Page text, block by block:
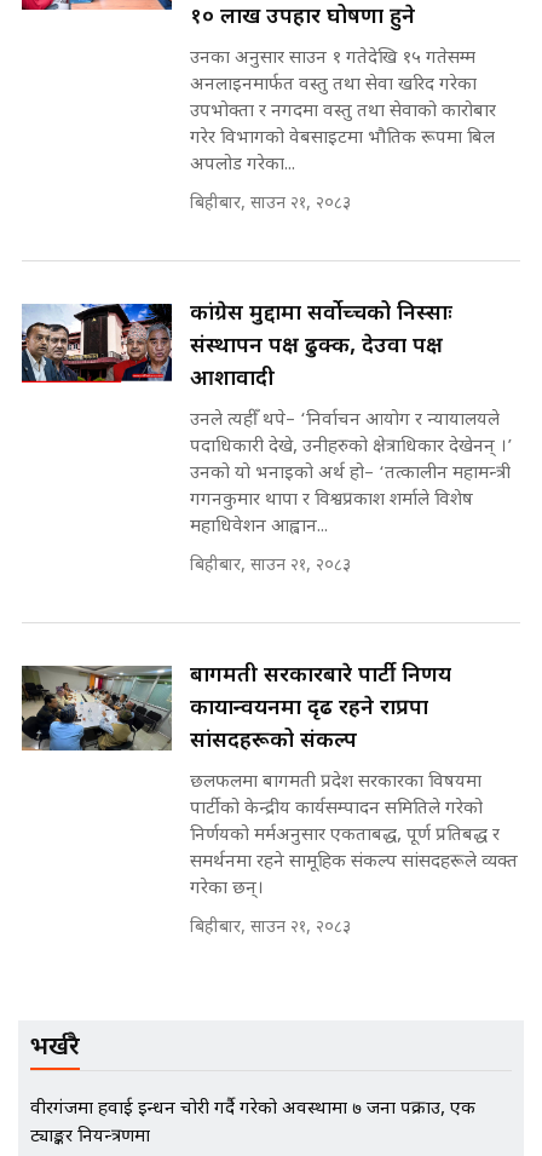
कहिले बन्ला चक्रपथ ? विस्तार कार्यमा
किन भइरहेछ ढिलाइ ?The Ring Road
Expansion Dilemma |
SIDHAKURA |
पटकपटक भावुक बने गृहमन्त्री सुदन
SIDHAKURA ||
७८ लाख घुस खाने मन्त्री ! जोगाउने
प्रधानमन्त्री ? || SIDHAKURA ||
SIDHAKURA INVESTIGATION
||
मन्त्री राजकुमारलाई घुस दिने विचौलीया
||
मन्त्रीले घुस डिल गरेको अडियो ! दुई झोला
नोट मन्त्रीलाई घुस | SIDHAKURA |
मृतकका परिवारप्रति मेडिकल काउन्सीलको
बदनियत ! न्याय खोज्दै भौतारिदै सुवास
|| THE REPORTER ||
EXCLUSIVE - भिजिट भिसामा सेटिङको
गोप्य अडियो र म्यासेज, गृह मन्त्रालय
कनेक्सन ! || VISIT VISA SCAM
१० लाख उपहार घोषणा हुने
उनका अनुसार साउन १ गतेदेखि १५ गतेसम्म
अनलाइनमार्फत वस्तु तथा सेवा खरिद गरेका
उपभोक्ता र नगदमा वस्तु तथा सेवाको कारोबार
गरेर विभागको वेबसाइटमा भौतिक रूपमा बिल
अपलोड गरेका...
बिहीबार, साउन २१, २०८३
कांग्रेस मुद्दामा सर्वोच्चको निस्साः
संस्थापन पक्ष ढुक्क, देउवा पक्ष
आशावादी
उनले त्यहीँ थपे– ‘निर्वाचन आयोग र न्यायालयले
पदाधिकारी देखे, उनीहरुको क्षेत्राधिकार देखेनन् ।’
उनको यो भनाइको अर्थ हो– ‘तत्कालीन महामन्त्री
गगनकुमार थापा र विश्वप्रकाश शर्माले विशेष
महाधिवेशन आह्वान...
बिहीबार, साउन २१, २०८३
बागमती सरकारबारे पार्टी निर्णय
कार्यान्वयनमा दृढ रहने राप्रपा
सांसदहरूको संकल्प
छलफलमा बागमती प्रदेश सरकारका विषयमा
पार्टीको केन्द्रीय कार्यसम्पादन समितिले गरेको
निर्णयको मर्मअनुसार एकताबद्ध, पूर्ण प्रतिबद्ध र
समर्थनमा रहने सामूहिक संकल्प सांसदहरूले व्यक्त
गरेका छन्।
बिहीबार, साउन २१, २०८३
भर्खरै
वीरगंजमा हवाई इन्धन चोरी गर्दै गरेको अवस्थामा ७ जना पक्राउ, एक
ट्याङ्कर नियन्त्रणमा